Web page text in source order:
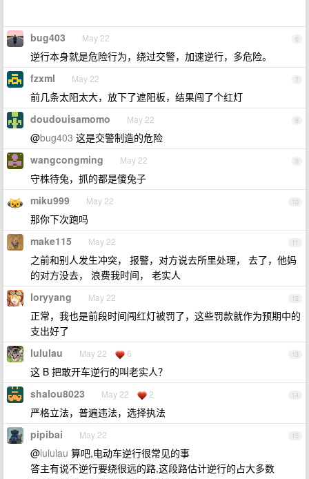
6
bug403 May 22
逆行本身就是危险行为，绕过交警，加速逆行，多危险。
7
fzxml May 22
前几条太阳太大，放下了遮阳板，结果闯了个红灯
8
doudouisamomo May 22
@bug403 这是交警制造的危险
9
wangcongming May 22
守株待兔，抓的都是傻兔子
10
miku999 May 22
那你下次跑吗
11
make115 May 22
之前和别人发生冲突， 报警，对方说去所里处理， 去了，他妈
的对方没去， 浪费我时间， 老实人
12
loryyang May 22
正常，我也是前段时间闯红灯被罚了，这些罚款就作为预期中的
支出好了
13
lululau May 22 6
这 B 把敢开车逆行的叫老实人？
14
shalou8023 May 22 2
严格立法，普遍违法，选择执法
15
pipibai May 22
@lululau 算吧,电动车逆行很常见的事
答主有说不逆行要绕很远的路,这段路估计逆行的占大多数